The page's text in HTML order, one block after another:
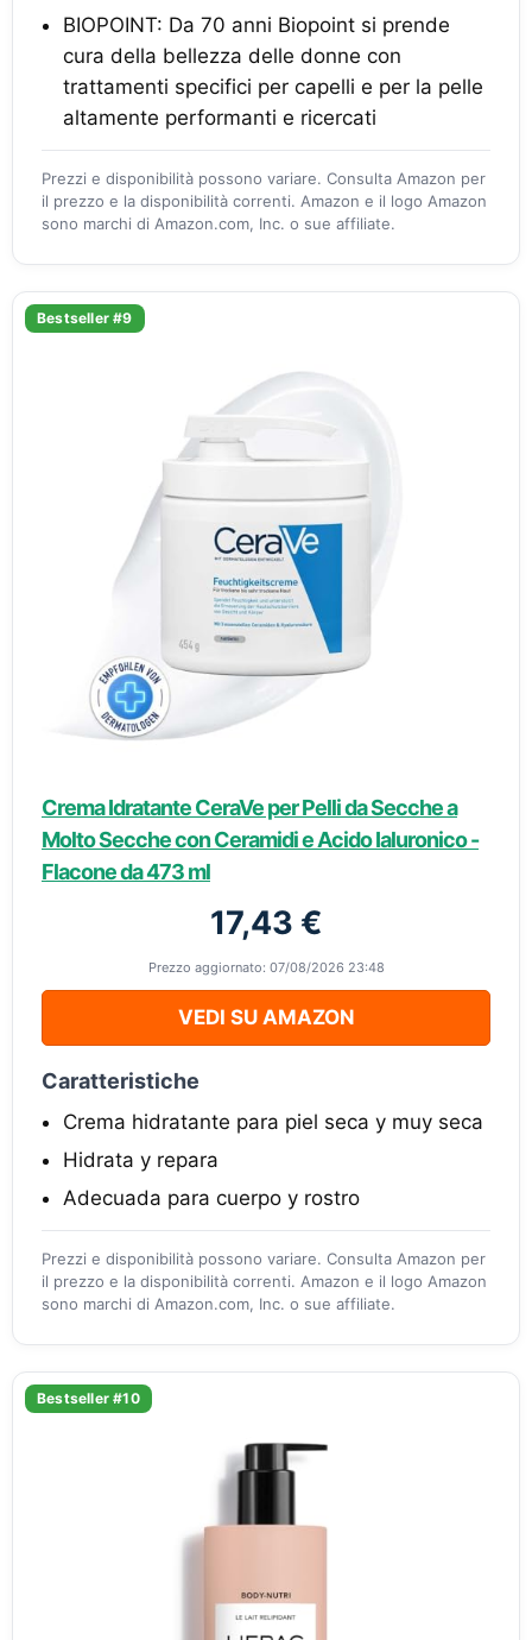
BIOPOINT: Da 70 anni Biopoint si prende
cura della bellezza delle donne con
trattamenti specifici per capelli e per la pelle
altamente performanti e ricercati
Prezzi e disponibilità possono variare. Consulta Amazon per
il prezzo e la disponibilità correnti. Amazon e il logo Amazon
sono marchi di Amazon.com, Inc. o sue affiliate.
Bestseller #9
Crema Idratante CeraVe per Pelli da Secche a
Molto Secche con Ceramidi e Acido Ialuronico -
Flacone da 473 ml
17,43 €
Prezzo aggiornato: 07/08/2026 23:48
VEDI SU AMAZON
Caratteristiche
Crema hidratante para piel seca y muy seca
Hidrata y repara
Adecuada para cuerpo y rostro
Prezzi e disponibilità possono variare. Consulta Amazon per
il prezzo e la disponibilità correnti. Amazon e il logo Amazon
sono marchi di Amazon.com, Inc. o sue affiliate.
Bestseller #10